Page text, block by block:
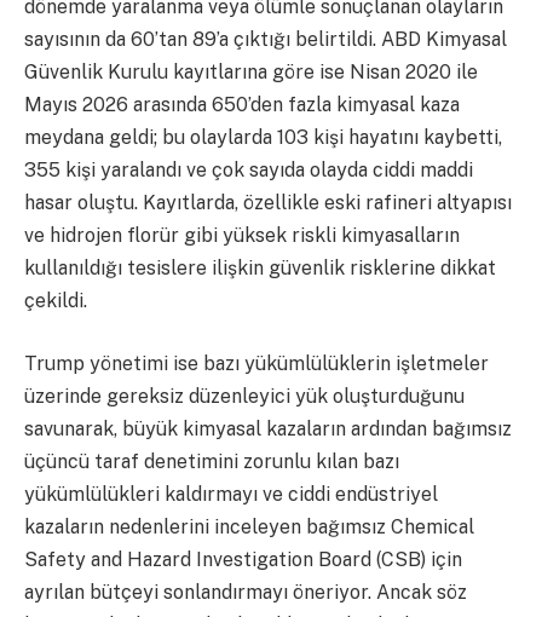
dönemde yaralanma veya ölümle sonuçlanan olayların
sayısının da 60’tan 89’a çıktığı belirtildi. ABD Kimyasal
Güvenlik Kurulu kayıtlarına göre ise Nisan 2020 ile
Mayıs 2026 arasında 650’den fazla kimyasal kaza
meydana geldi; bu olaylarda 103 kişi hayatını kaybetti,
355 kişi yaralandı ve çok sayıda olayda ciddi maddi
hasar oluştu. Kayıtlarda, özellikle eski rafineri altyapısı
ve hidrojen florür gibi yüksek riskli kimyasalların
kullanıldığı tesislere ilişkin güvenlik risklerine dikkat
çekildi.
Trump yönetimi ise bazı yükümlülüklerin işletmeler
üzerinde gereksiz düzenleyici yük oluşturduğunu
savunarak, büyük kimyasal kazaların ardından bağımsız
üçüncü taraf denetimini zorunlu kılan bazı
yükümlülükleri kaldırmayı ve ciddi endüstriyel
kazaların nedenlerini inceleyen bağımsız Chemical
Safety and Hazard Investigation Board (CSB) için
ayrılan bütçeyi sonlandırmayı öneriyor. Ancak söz